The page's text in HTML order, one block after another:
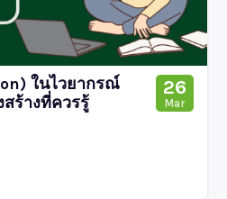
ในไวยากรณ์
ร้างที่ควรรู้
26
Mar